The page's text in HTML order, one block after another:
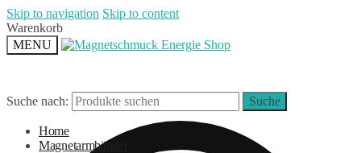
Skip to navigation Skip to content
Warenkorb
MENU
Suche nach: Suche
Home
Magnetarmbänder